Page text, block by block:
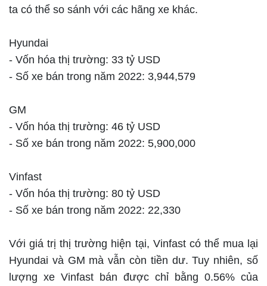
ta có thể so sánh với các hãng xe khác.
Hyundai
- Vốn hóa thị trường: 33 tỷ USD
- Số xe bán trong năm 2022: 3,944,579
GM
- Vốn hóa thị trường: 46 tỷ USD
- Số xe bán trong năm 2022: 5,900,000
Vinfast
- Vốn hóa thị trường: 80 tỷ USD
- Số xe bán trong năm 2022: 22,330
Với giá trị thị trường hiện tại, Vinfast có thể mua lại
Hyundai và GM mà vẫn còn tiền dư. Tuy nhiên, số
lượng xe Vinfast bán được chỉ bằng 0.56% của